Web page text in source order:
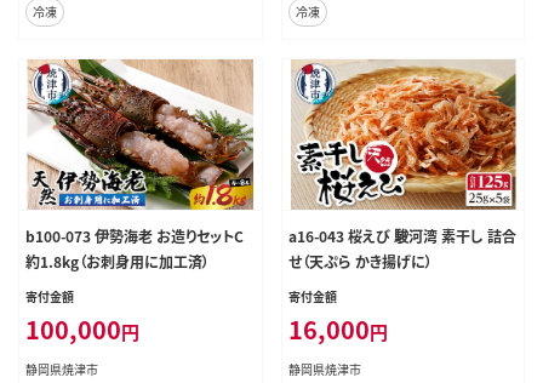
冷凍
冷凍
b100-073 伊勢海老 お造りセットC
約1.8kg（お刺身用に加工済）
寄付金額
100,000円
静岡県焼津市
a16-043 桜えび 駿河湾 素干し 詰合
せ（天ぷら かき揚げに）
寄付金額
16,000円
静岡県焼津市